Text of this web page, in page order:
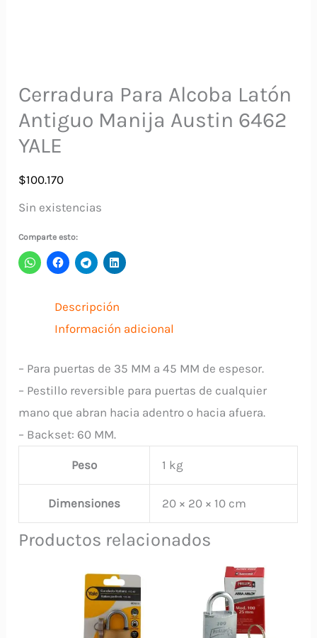
Cerradura Para Alcoba Latón
Antiguo Manija Austin 6462
YALE
$100.170
Sin existencias
Comparte esto:
Descripción
Información adicional
– Para puertas de 35 MM a 45 MM de espesor.
– Pestillo reversible para puertas de cualquier
mano que abran hacia adentro o hacia afuera.
– Backset: 60 MM.
Peso 1 kg
Dimensiones 20 × 20 × 10 cm
Productos relacionados